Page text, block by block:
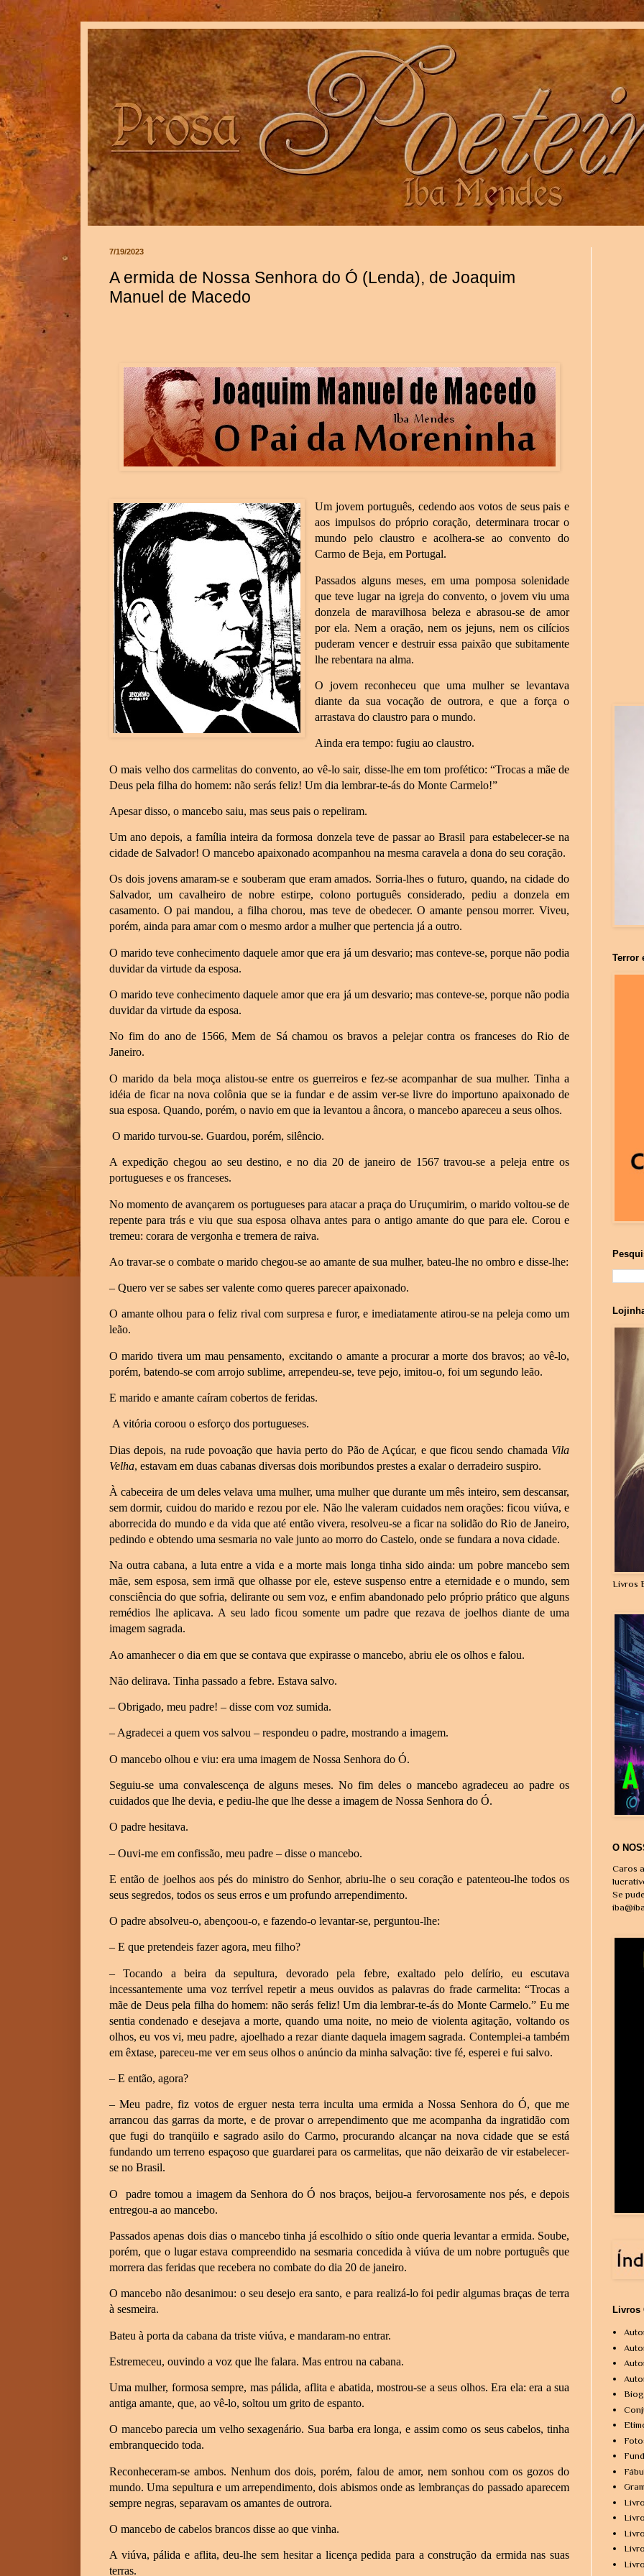
7/19/2023
A ermida de Nossa Senhora do Ó (Lenda), de Joaquim
Manuel de Macedo
Um jovem português, cedendo aos votos de seus pais e
aos impulsos do próprio coração, determinara trocar o
mundo pelo claustro e acolhera-se ao convento do
Carmo de Beja, em Portugal.
Passados alguns meses, em uma pomposa solenidade
que teve lugar na igreja do convento, o jovem viu uma
donzela de maravilhosa beleza e abrasou-se de amor
por ela. Nem a oração, nem os jejuns, nem os cilícios
puderam vencer e destruir essa paixão que subitamente
lhe rebentara na alma.
O jovem reconheceu que uma mulher se levantava
diante da sua vocação de outrora, e que a força o
arrastava do claustro para o mundo.
Ainda era tempo: fugiu ao claustro.
O mais velho dos carmelitas do convento, ao vê-lo sair, disse-lhe em tom profético: “Trocas a mãe de
Deus pela filha do homem: não serás feliz! Um dia lembrar-te-ás do Monte Carmelo!”
Apesar disso, o mancebo saiu, mas seus pais o repeliram.
Um ano depois, a família inteira da formosa donzela teve de passar ao Brasil para estabelecer-se na
cidade de Salvador! O mancebo apaixonado acompanhou na mesma caravela a dona do seu coração.
Os dois jovens amaram-se e souberam que eram amados. Sorria-lhes o futuro, quando, na cidade do
Salvador, um cavalheiro de nobre estirpe, colono português considerado, pediu a donzela em
casamento. O pai mandou, a filha chorou, mas teve de obedecer. O amante pensou morrer. Viveu,
porém, ainda para amar com o mesmo ardor a mulher que pertencia já a outro.
O marido teve conhecimento daquele amor que era já um desvario; mas conteve-se, porque não podia
duvidar da virtude da esposa.
O marido teve conhecimento daquele amor que era já um desvario; mas conteve-se, porque não podia
duvidar da virtude da esposa.
No fim do ano de 1566, Mem de Sá chamou os bravos a pelejar contra os franceses do Rio de
Janeiro.
O marido da bela moça alistou-se entre os guerreiros e fez-se acompanhar de sua mulher. Tinha a
idéia de ficar na nova colônia que se ia fundar e de assim ver-se livre do importuno apaixonado de
sua esposa. Quando, porém, o navio em que ia levantou a âncora, o mancebo apareceu a seus olhos.
O marido turvou-se. Guardou, porém, silêncio.
A expedição chegou ao seu destino, e no dia 20 de janeiro de 1567 travou-se a peleja entre os
portugueses e os franceses.
No momento de avançarem os portugueses para atacar a praça do Uruçumirim, o marido voltou-se de
repente para trás e viu que sua esposa olhava antes para o antigo amante do que para ele. Corou e
tremeu: corara de vergonha e tremera de raiva.
Ao travar-se o combate o marido chegou-se ao amante de sua mulher, bateu-lhe no ombro e disse-lhe:
– Quero ver se sabes ser valente como queres parecer apaixonado.
O amante olhou para o feliz rival com surpresa e furor, e imediatamente atirou-se na peleja como um
leão.
O marido tivera um mau pensamento, excitando o amante a procurar a morte dos bravos; ao vê-lo,
porém, batendo-se com arrojo sublime, arrependeu-se, teve pejo, imitou-o, foi um segundo leão.
E marido e amante caíram cobertos de feridas.
A vitória coroou o esforço dos portugueses.
Dias depois, na rude povoação que havia perto do Pão de Açúcar, e que ficou sendo chamada Vila
Velha, estavam em duas cabanas diversas dois moribundos prestes a exalar o derradeiro suspiro.
À cabeceira de um deles velava uma mulher, uma mulher que durante um mês inteiro, sem descansar,
sem dormir, cuidou do marido e rezou por ele. Não lhe valeram cuidados nem orações: ficou viúva, e
aborrecida do mundo e da vida que até então vivera, resolveu-se a ficar na solidão do Rio de Janeiro,
pedindo e obtendo uma sesmaria no vale junto ao morro do Castelo, onde se fundara a nova cidade.
Na outra cabana, a luta entre a vida e a morte mais longa tinha sido ainda: um pobre mancebo sem
mãe, sem esposa, sem irmã que olhasse por ele, esteve suspenso entre a eternidade e o mundo, sem
consciência do que sofria, delirante ou sem voz, e enfim abandonado pelo próprio prático que alguns
remédios lhe aplicava. A seu lado ficou somente um padre que rezava de joelhos diante de uma
imagem sagrada.
Ao amanhecer o dia em que se contava que expirasse o mancebo, abriu ele os olhos e falou.
Não delirava. Tinha passado a febre. Estava salvo.
– Obrigado, meu padre! – disse com voz sumida.
– Agradecei a quem vos salvou – respondeu o padre, mostrando a imagem.
O mancebo olhou e viu: era uma imagem de Nossa Senhora do Ó.
Seguiu-se uma convalescença de alguns meses. No fim deles o mancebo agradeceu ao padre os
cuidados que lhe devia, e pediu-lhe que lhe desse a imagem de Nossa Senhora do Ó.
O padre hesitava.
– Ouvi-me em confissão, meu padre – disse o mancebo.
E então de joelhos aos pés do ministro do Senhor, abriu-lhe o seu coração e patenteou-lhe todos os
seus segredos, todos os seus erros e um profundo arrependimento.
O padre absolveu-o, abençoou-o, e fazendo-o levantar-se, perguntou-lhe:
– E que pretendeis fazer agora, meu filho?
– Tocando a beira da sepultura, devorado pela febre, exaltado pelo delírio, eu escutava
incessantemente uma voz terrível repetir a meus ouvidos as palavras do frade carmelita: “Trocas a
mãe de Deus pela filha do homem: não serás feliz! Um dia lembrar-te-ás do Monte Carmelo.” Eu me
sentia condenado e desejava a morte, quando uma noite, no meio de violenta agitação, voltando os
olhos, eu vos vi, meu padre, ajoelhado a rezar diante daquela imagem sagrada. Contemplei-a também
em êxtase, pareceu-me ver em seus olhos o anúncio da minha salvação: tive fé, esperei e fui salvo.
– E então, agora?
– Meu padre, fiz votos de erguer nesta terra inculta uma ermida a Nossa Senhora do Ó, que me
arrancou das garras da morte, e de provar o arrependimento que me acompanha da ingratidão com
que fugi do tranqüilo e sagrado asilo do Carmo, procurando alcançar na nova cidade que se está
fundando um terreno espaçoso que guardarei para os carmelitas, que não deixarão de vir estabelecer-
se no Brasil.
O
padre tomou a imagem da Senhora do Ó nos braços, beijou-a fervorosamente nos pés, e depois
entregou-a ao mancebo.
Passados apenas dois dias o mancebo tinha já escolhido o sítio onde queria levantar a ermida. Soube,
porém, que o lugar estava compreendido na sesmaria concedida à viúva de um nobre português que
morrera das feridas que recebera no combate do dia 20 de janeiro.
O mancebo não desanimou: o seu desejo era santo, e para realizá-lo foi pedir algumas braças de terra
à sesmeira.
Bateu à porta da cabana da triste viúva, e mandaram-no entrar.
Estremeceu, ouvindo a voz que lhe falara. Mas entrou na cabana.
Uma mulher, formosa sempre, mas pálida, aflita e abatida, mostrou-se a seus olhos. Era ela: era a sua
antiga amante, que, ao vê-lo, soltou um grito de espanto.
O mancebo parecia um velho sexagenário. Sua barba era longa, e assim como os seus cabelos, tinha
embranquecido toda.
Reconheceram-se ambos. Nenhum dos dois, porém, falou de amor, nem sonhou com os gozos do
mundo. Uma sepultura e um arrependimento, dois abismos onde as lembranças do passado aparecem
sempre negras, separavam os amantes de outrora.
O mancebo de cabelos brancos disse ao que vinha.
A viúva, pálida e aflita, deu-lhe sem hesitar a licença pedida para a construção da ermida nas suas
terras.
Terror
Livros
O
Caros
Se
Livros